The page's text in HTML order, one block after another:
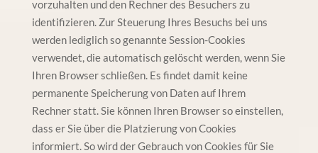
vorzuhalten und den Rechner des Besuchers zu
identifizieren. Zur Steuerung Ihres Besuchs bei uns
werden lediglich so genannte Session-Cookies
verwendet, die automatisch gelöscht werden, wenn Sie
Ihren Browser schließen. Es findet damit keine
permanente Speicherung von Daten auf Ihrem
Rechner statt. Sie können Ihren Browser so einstellen,
dass er Sie über die Platzierung von Cookies
informiert. So wird der Gebrauch von Cookies für Sie